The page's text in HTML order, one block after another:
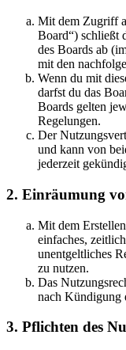
Mit dem Zugriff
Board“) schließt
des Boards ab
mit den
Wenn du mit
darfst du das
Boards gelten
Regelungen.
Der
und kann von
jederzeit
2. Einräumung
Mit dem
einfaches,
unentgeltliches
zu nutzen.
Das
nach Kündigung
3. Pflichten des